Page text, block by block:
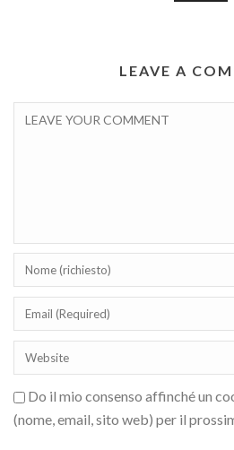
LEAVE A
Do il mio consenso affinché un
(nome, email, sito web) per il